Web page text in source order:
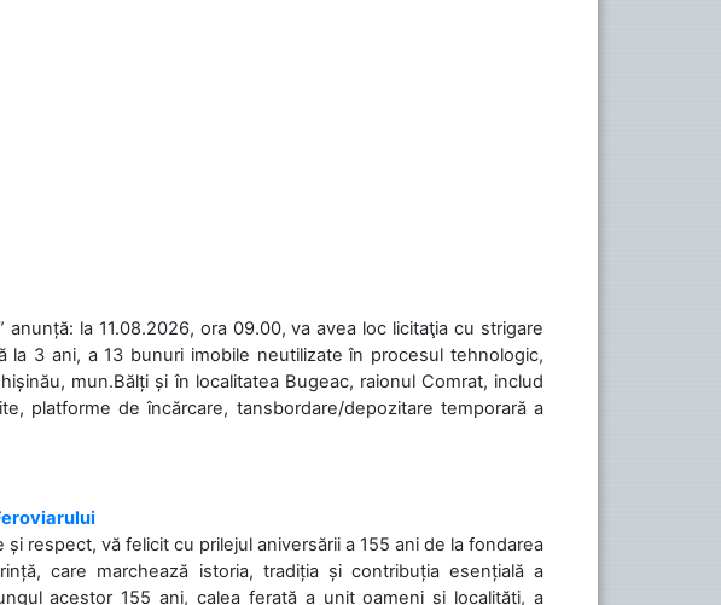
la 11.08.2026, ora 09.00, va avea loc licitaţia cu strigare
3 ani, a 13 bunuri imobile neutilizate în procesul tehnologic,
mun.Bălți și în localitatea Bugeac, raionul Comrat, includ
platforme de încărcare, tansbordare/depozitare temporară a
respect, vă felicit cu prilejul aniversării a 155 ani de la fondarea
care marchează istoria, tradiția și contribuția esențială a
acestor 155 ani, calea ferată a unit oameni și localități, a